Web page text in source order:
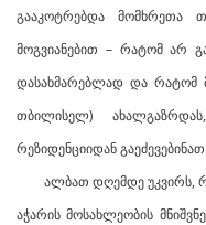
გააკოტრებდა მომხრეთა
მოგვიანებით – რატომ არ
დასახმარებლად და რატომ
თბილისელ)
რეზიდენციიდან გაეძევებინათ.
ალბათ დღემდე უკვირს,
აჭარის მოსახლეობის